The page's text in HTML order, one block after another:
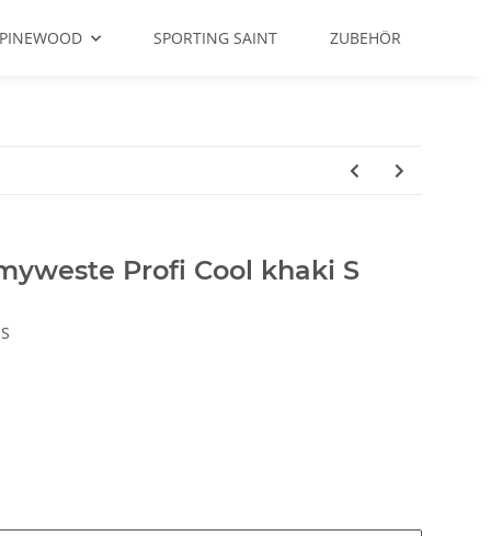
PINEWOOD SPORTING SAINT ZUBEHÖR
Profi Cool khaki S